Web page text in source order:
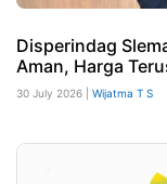
Disperindag
Aman, Harga
30 July 2026 | Wijatma T S